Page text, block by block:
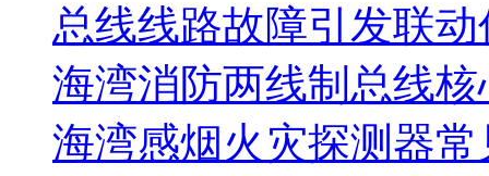
总线线路故障引发联
海湾消防两线制总线
海湾感烟火灾探测器